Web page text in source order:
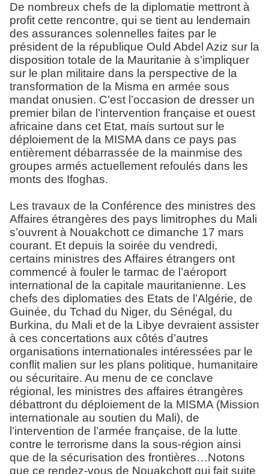
De nombreux chefs de la diplomatie mettront à
profit cette rencontre, qui se tient au lendemain
des assurances solennelles faites par le
président de la république Ould Abdel Aziz sur la
disposition totale de la Mauritanie à s’impliquer
sur le plan militaire dans la perspective de la
transformation de la Misma en armée sous
mandat onusien. C’est l’occasion de dresser un
premier bilan de l’intervention française et ouest
africaine dans cet Etat, mais surtout sur le
déploiement de la MISMA dans ce pays pas
entièrement débarrassée de la mainmise des
groupes armés actuellement refoulés dans les
monts des Ifoghas.
Les travaux de la Conférence des ministres des
Affaires étrangères des pays limitrophes du Mali
s’ouvrent à Nouakchott ce dimanche 17 mars
courant. Et depuis la soirée du vendredi,
certains ministres des Affaires étrangers ont
commencé à fouler le tarmac de l’aéroport
international de la capitale mauritanienne. Les
chefs des diplomaties des Etats de l’Algérie, de
Guinée, du Tchad du Niger, du Sénégal, du
Burkina, du Mali et de la Libye devraient assister
à ces concertations aux côtés d’autres
organisations internationales intéressées par le
conflit malien sur les plans politique, humanitaire
ou sécuritaire. Au menu de ce conclave
régional, les ministres des affaires étrangères
débattront du déploiement de la MISMA (Mission
internationale au soutien du Mali), de
l’intervention de l’armée française, de la lutte
contre le terrorisme dans la sous-région ainsi
que de la sécurisation des frontières…Notons
que ce rendez-vous de Nouakchott qui fait suite